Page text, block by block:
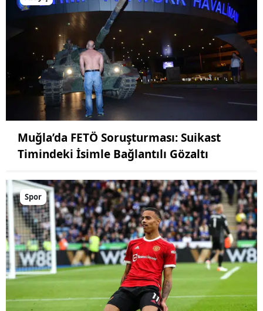
Muğla’da FETÖ Soruşturması: Suikast
Timindeki İsimle Bağlantılı Gözaltı
Spor